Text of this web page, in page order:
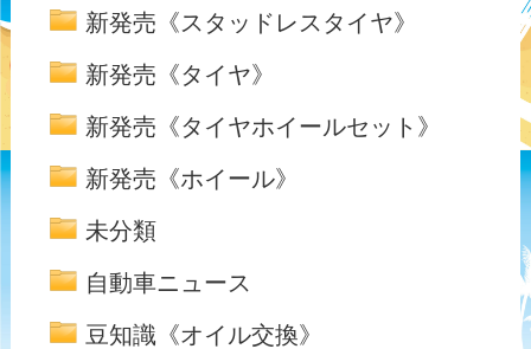
新発売《スタッドレスタイヤ》
新発売《タイヤ》
新発売《タイヤホイールセット》
新発売《ホイール》
未分類
自動車ニュース
豆知識《オイル交換》